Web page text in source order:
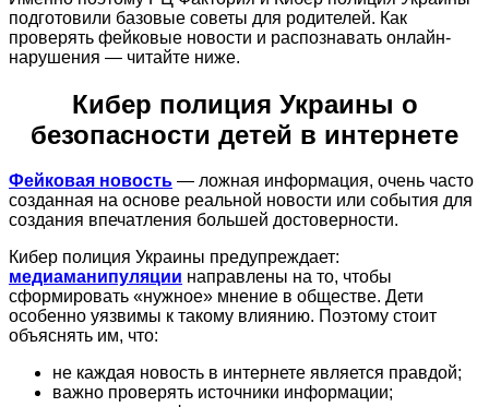
подготовили базовые советы для родителей. Как
проверять фейковые новости и распознавать онлайн-
нарушения — читайте ниже.
Кибер полиция Украины о
безопасности детей в интернете
Фейковая новость — ложная информация, очень часто
созданная на основе реальной новости или события для
создания впечатления большей достоверности.
Кибер полиция Украины предупреждает:
медиаманипуляции направлены на то, чтобы
сформировать «нужное» мнение в обществе. Дети
особенно уязвимы к такому влиянию. Поэтому стоит
объяснять им, что:
не каждая новость в интернете является правдой;
важно проверять источники информации;